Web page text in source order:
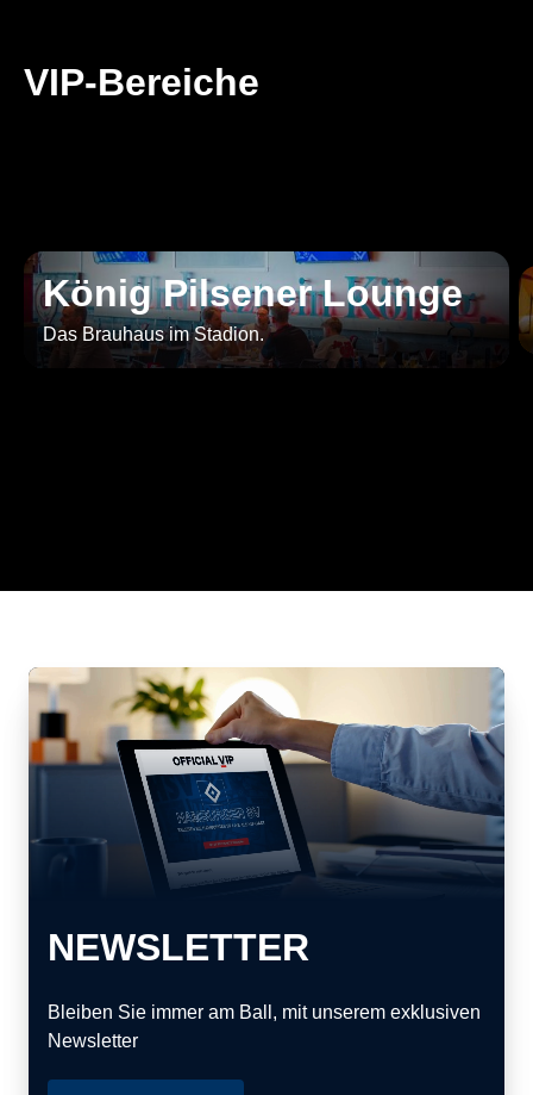
VIP-Bereiche
König Pilsener Lounge
Das Brauhaus im Stadion.
NEWSLETTER
Bleiben Sie immer am Ball, mit unserem exklusiven
Newsletter